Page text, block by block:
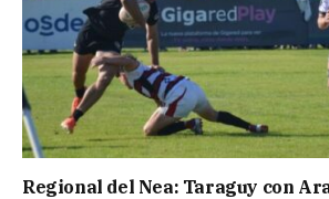
Regional del Nea: Taraguy con